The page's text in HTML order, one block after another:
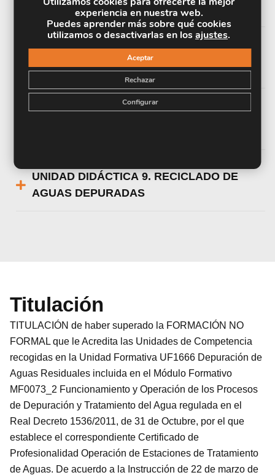
AGUAS RESIDUALES
UNIDAD DIDÁCTICA 7. LÍNEA DE LODOS
DE UNA EDAR
UNIDAD DIDÁCTICA 8. LÍNEA DE AIRE DE
UNIDAD DIDÁCTICA 9. RECICLADO DE
AGUAS DEPURADAS
Titulación
TITULACIÓN de haber superado la FORMACIÓN NO
FORMAL que le Acredita las Unidades de Competencia
recogidas en la Unidad Formativa UF1666 Depuración de
Aguas Residuales incluida en el Módulo Formativo
MF0073_2 Funcionamiento y Operación de los Procesos
de Depuración y Tratamiento del Agua regulada en el
Real Decreto 1536/2011, de 31 de Octubre, por el que
establece el correspondiente Certificado de
Profesionalidad Operación de Estaciones de Tratamiento
de Aguas. De acuerdo a la Instrucción de 22 de marzo de
experiencia en nuestra web.
Puedes aprender más sobre qué cookies
utilizamos o desactivarlas en losajustes.
Aceptar
Rechazar
Configurar